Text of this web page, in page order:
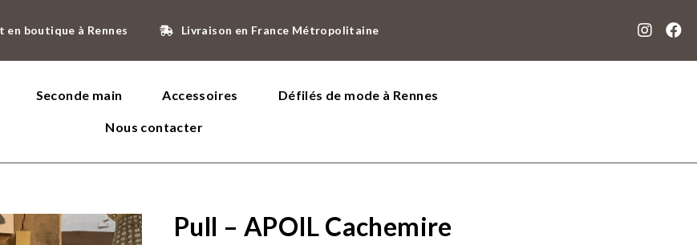
en boutique à Rennes Livraison en France Métropolitaine
Seconde main Accessoires Défilés de mode à Rennes
Nous contacter
Pull – APOIL Cachemire